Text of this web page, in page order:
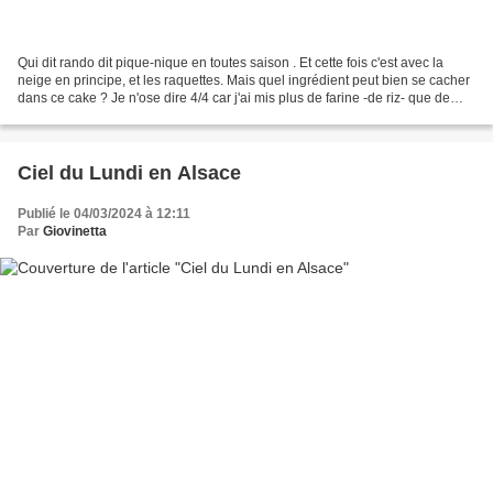
Qui dit rando dit pique-nique en toutes saison . Et cette fois c'est avec la
neige en principe, et les raquettes. Mais quel ingrédient peut bien se cacher
dans ce cake ? Je n'ose dire 4/4 car j'ai mis plus de farine -de riz- que de
Ciel du Lundi en Alsace
Publié le 04/03/2024 à 12:11
Par Giovinetta